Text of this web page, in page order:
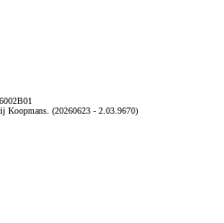
Koopmans. (20260623 - 2.03.9670)